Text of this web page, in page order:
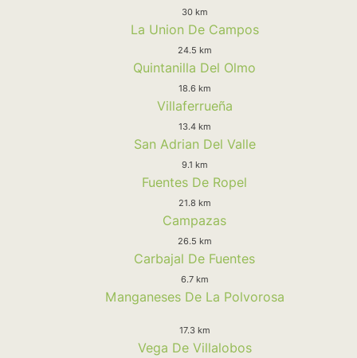
30 km
La Union De Campos
24.5 km
Quintanilla Del Olmo
18.6 km
Villaferrueña
13.4 km
San Adrian Del Valle
9.1 km
Fuentes De Ropel
21.8 km
Campazas
26.5 km
Carbajal De Fuentes
6.7 km
Manganeses De La Polvorosa
17.3 km
Vega De Villalobos